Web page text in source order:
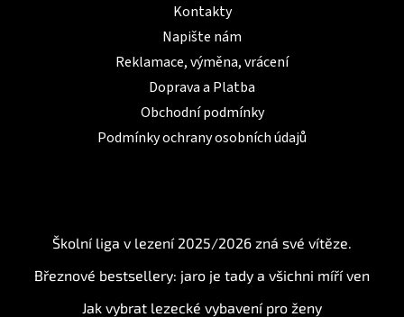
Kontakty
Napište nám
Reklamace, výměna, vrácení
Doprava a Platba
Obchodní podmínky
Podmínky ochrany osobních údajů
Školní liga v lezení 2025/2026 zná své vítěze.
Březnové bestsellery: jaro je tady a všichni míří ven
Jak vybrat lezecké vybavení pro ženy